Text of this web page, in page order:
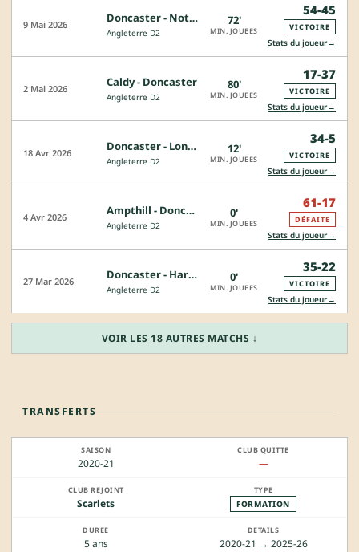
9 Mai 2026 Doncaster - Nottingham
Angleterre D2
72'
MIN. JOUEES
54-45
VICTOIRE
Stats du joueur→
2 Mai 2026 Caldy - Doncaster
Angleterre D2
80'
MIN. JOUEES
17-37
VICTOIRE
Stats du joueur→
18 Avr 2026 Doncaster - London Scottish
Angleterre D2
12'
MIN. JOUEES
34-5
VICTOIRE
Stats du joueur→
4 Avr 2026 Ampthill - Doncaster
Angleterre D2
0'
MIN. JOUEES
61-17
DÉFAITE
Stats du joueur→
27 Mar 2026 Doncaster - Hartpury College
Angleterre D2
0'
MIN. JOUEES
35-22
VICTOIRE
Stats du joueur→
VOIR LES 18 AUTRES MATCHS ↓
TRANSFERTS
2020-21 —
Scarlets FORMATION
5 ans 2020-21 → 2025-26